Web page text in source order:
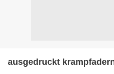
ausgedruckt